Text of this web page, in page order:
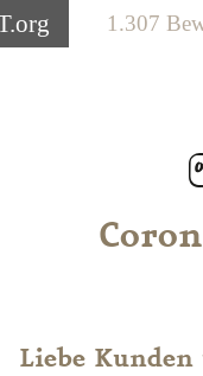
.org 1.307
Liebe